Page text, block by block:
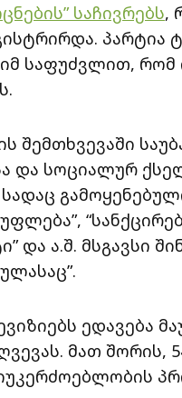
საჩივრებს,
პარტია
საფუძვლით, რომ
შემთხვევაში
და სოციალურ
და ა.შ. მსგავსი
ედავება
მათ შორის,